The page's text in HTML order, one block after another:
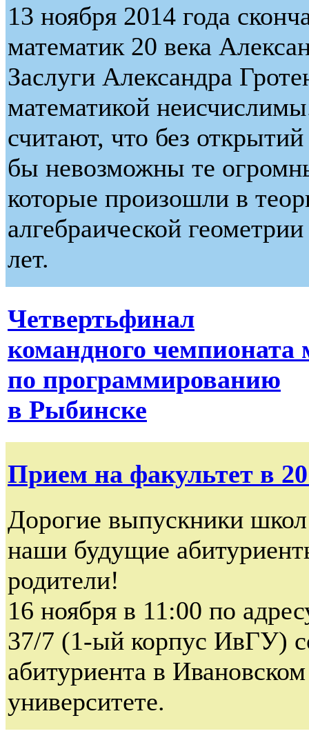
13 ноября 2014 года
математик 20 века
Заслуги Александра
математикой
считают, что без
бы невозможны те
которые произошли в
алгебраической
лет.
Четвертьфинал
командного чемпионата
по программированию
в Рыбинске
Прием на факультет в
Дорогие выпускники
наши будущие
родители!
16 ноября в 11:00 по
37/7 (1-ый корпус ИвГУ)
абитуриента в
университете.